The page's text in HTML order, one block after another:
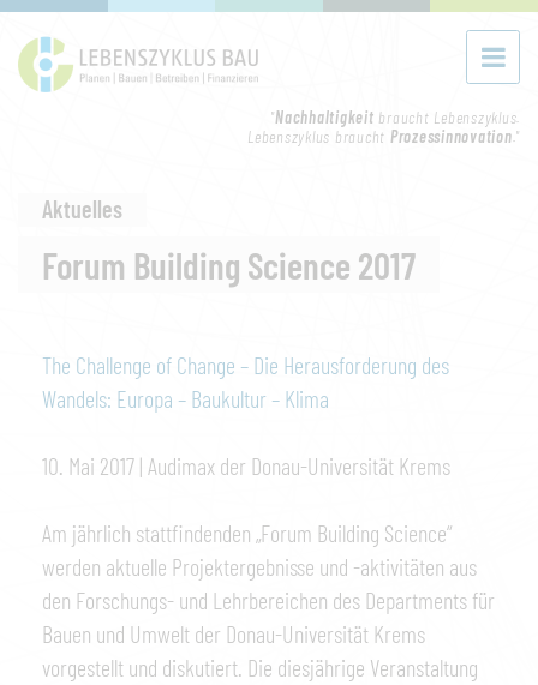
"Nachhaltigkeit braucht Lebenszyklus.
Lebenszyklus braucht Prozessinnovation."
Aktuelles
Forum Building Science 2017
The Challenge of Change – Die Herausforderung des
Wandels: Europa – Baukultur – Klima
10. Mai 2017 | Audimax der Donau-Universität Krems
Am jährlich stattfindenden „Forum Building Science“
werden aktuelle Projektergebnisse und -aktivitäten aus
den Forschungs- und Lehrbereichen des Departments für
Bauen und Umwelt der Donau-Universität Krems
vorgestellt und diskutiert. Die diesjährige Veranstaltung